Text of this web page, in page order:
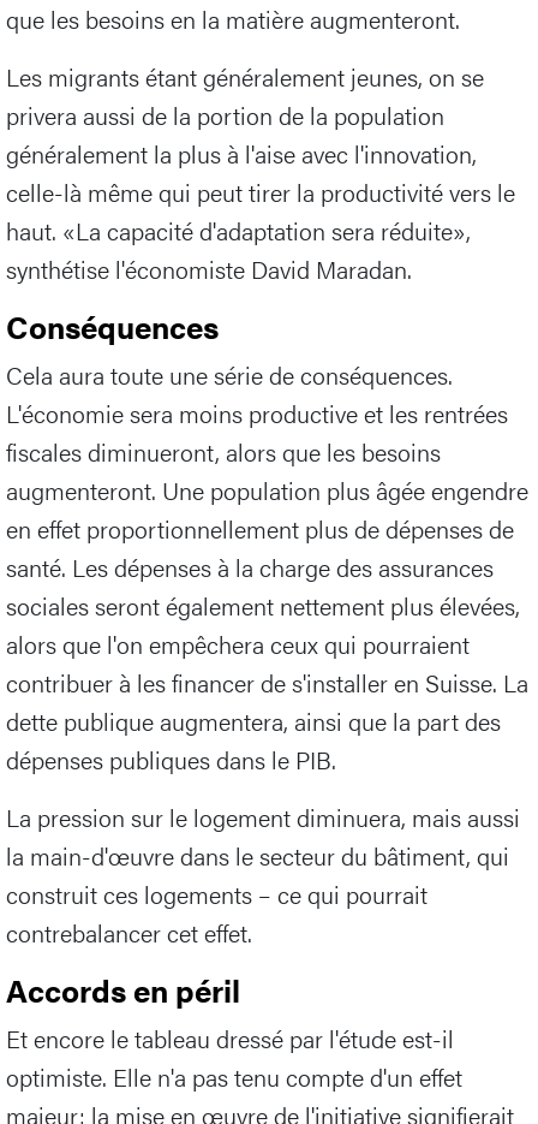
que les besoins en la matière augmenteront.
Les migrants étant généralement jeunes, on se
privera aussi de la portion de la population
généralement la plus à l'aise avec l'innovation,
celle-là même qui peut tirer la productivité vers le
haut. «La capacité d'adaptation sera réduite»,
synthétise l'économiste David Maradan.
Conséquences
Cela aura toute une série de conséquences.
L'économie sera moins productive et les rentrées
fiscales diminueront, alors que les besoins
augmenteront. Une population plus âgée engendre
en effet proportionnellement plus de dépenses de
santé. Les dépenses à la charge des assurances
sociales seront également nettement plus élevées,
alors que l'on empêchera ceux qui pourraient
contribuer à les financer de s'installer en Suisse. La
dette publique augmentera, ainsi que la part des
dépenses publiques dans le PIB.
La pression sur le logement diminuera, mais aussi
la main-d'œuvre dans le secteur du bâtiment, qui
construit ces logements – ce qui pourrait
contrebalancer cet effet.
Accords en péril
Et encore le tableau dressé par l'étude est-il
optimiste. Elle n'a pas tenu compte d'un effet
majeur: la mise en œuvre de l'initiative signifierait